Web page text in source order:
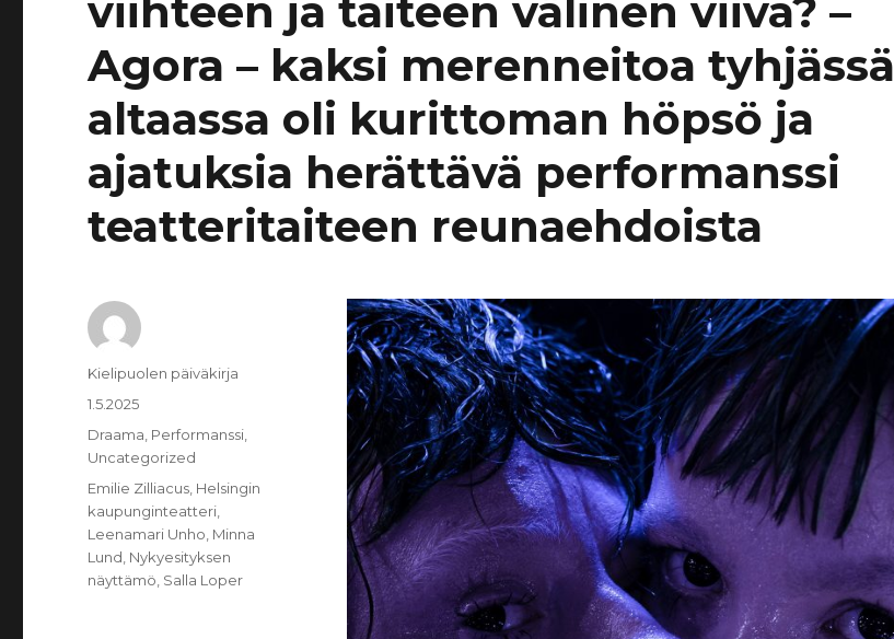
viihteen ja taiteen välinen viiva? –
Agora – kaksi merenneitoa tyhjässä
altaassa oli kurittoman höpsö ja
ajatuksia herättävä performanssi
teatteritaiteen reunaehdoista
Kirjoittaja
Kielipuolen päiväkirja
Julkaistu
1.5.2025
Kategoriat
Draama Performanssi
Uncategorized
Avainsanat
Emilie Zilliacus Helsingin
kaupunginteatteri
Leenamari Unho Minna
Lund Nykyesityksen
näyttämö Salla Loper